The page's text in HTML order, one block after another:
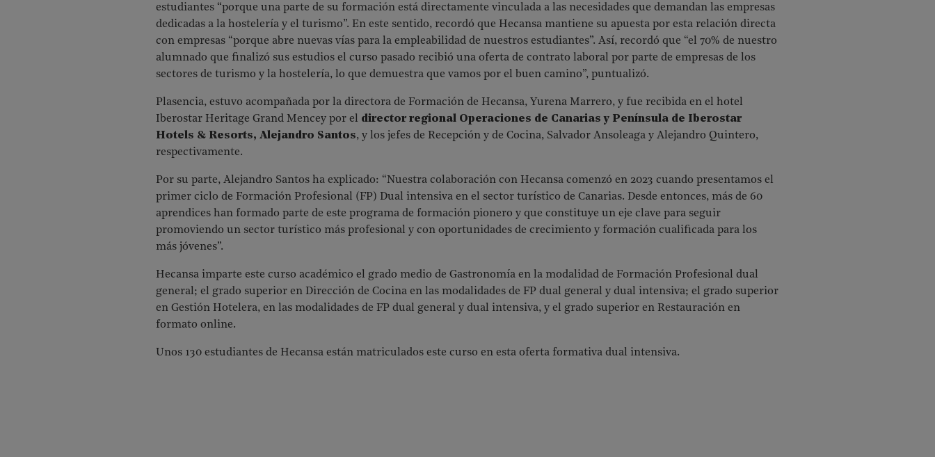
estudiantes “porque una parte de su formación está directamente vinculada a las necesidades que demandan las empresas
dedicadas a la hostelería y el turismo”. En este sentido, recordó que Hecansa mantiene su apuesta por esta relación directa
con empresas “porque abre nuevas vías para la empleabilidad de nuestros estudiantes”. Así, recordó que “el 70% de nuestro
alumnado que finalizó sus estudios el curso pasado recibió una oferta de contrato laboral por parte de empresas de los
sectores de turismo y la hostelería, lo que demuestra que vamos por el buen camino”, puntualizó.
Plasencia, estuvo acompañada por la directora de Formación de Hecansa, Yurena Marrero, y fue recibida en el hotel
Iberostar Heritage Grand Mencey por el director regional Operaciones de Canarias y Península de Iberostar
Hotels & Resorts, Alejandro Santos, y los jefes de Recepción y de Cocina, Salvador Ansoleaga y Alejandro Quintero,
respectivamente.
Por su parte, Alejandro Santos ha explicado: “Nuestra colaboración con Hecansa comenzó en 2023 cuando presentamos el
primer ciclo de Formación Profesional (FP) Dual intensiva en el sector turístico de Canarias. Desde entonces, más de 60
aprendices han formado parte de este programa de formación pionero y que constituye un eje clave para seguir
promoviendo un sector turístico más profesional y con oportunidades de crecimiento y formación cualificada para los
más jóvenes”.
Hecansa imparte este curso académico el grado medio de Gastronomía en la modalidad de Formación Profesional dual
general; el grado superior en Dirección de Cocina en las modalidades de FP dual general y dual intensiva; el grado superior
en Gestión Hotelera, en las modalidades de FP dual general y dual intensiva, y el grado superior en Restauración en
formato online.
Unos 130 estudiantes de Hecansa están matriculados este curso en esta oferta formativa dual intensiva.